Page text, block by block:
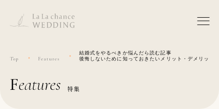
Top Features
結婚式をやるべきか悩んだら読む記事
後悔しないために知っておきたいメリット・デメリット
features 特集